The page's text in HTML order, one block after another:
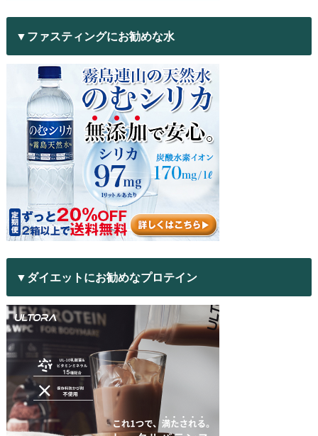
▼ファスティングにお勧めな水
▼ダイエットにお勧めなプロテイン